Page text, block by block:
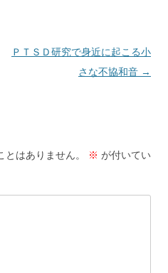
ＰＴＳＤ研究で身近に起こる小
さな不協和音 →
はありません。 ※ が付いてい